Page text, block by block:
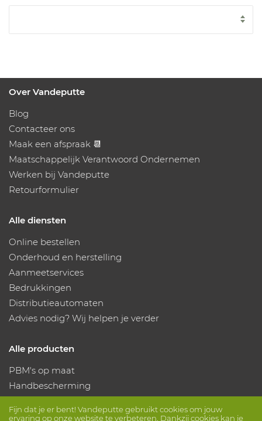
Fijn dat je er bent! Vandeputte gebruikt cookies om jouw
ervaring op onze website te verbeteren. Dankzij cookies kan je
Over Vandeputte
Blog
Contacteer ons
Maak een afspraak 📆
Maatschappelijk Verantwoord Ondernemen
Werken bij Vandeputte
Retourformulier
Alle diensten
Online bestellen
Onderhoud en herstelling
Aanmeetservices
Bedrukkingen
Distributieautomaten
Advies nodig? Wij helpen je verder
Alle producten
PBM's op maat
Handbescherming
Beschermende kleding